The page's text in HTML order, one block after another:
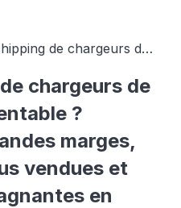
de chargeurs de
de grandes marges,
les plus vendues et
gagnantes en 2026
chargeurs de
?
marges,
vendues et
en